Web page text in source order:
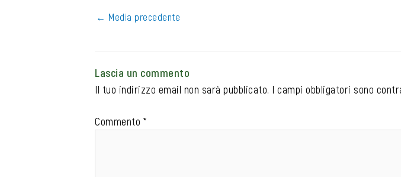
← Media precedente
Lascia un commento
Il tuo indirizzo email non sarà pubblicato. I campi obbligatori sono
Commento *